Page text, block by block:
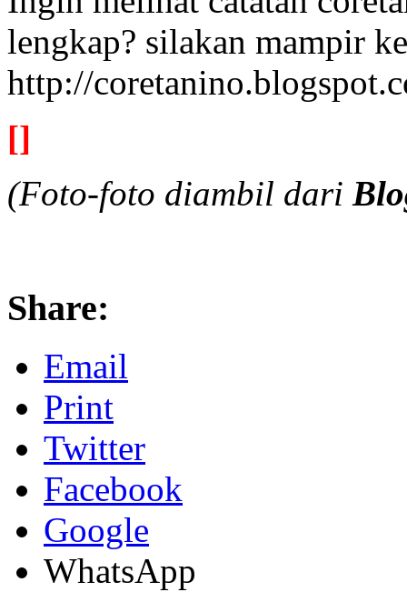
lengkap? silakan mampir
http://
[]
(Foto-foto diambil dari
Share:
Email
Print
Twitter
Facebook
Google
WhatsApp